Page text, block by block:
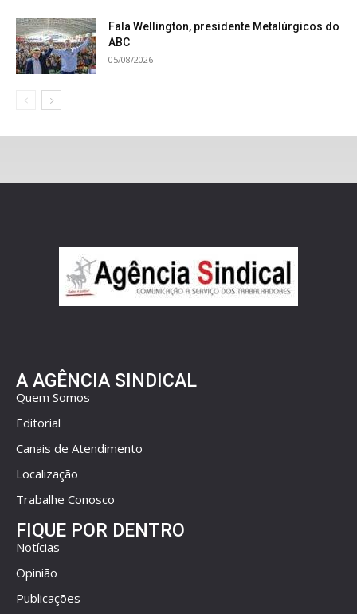
Fala Wellington, presidente Metalúrgicos do
ABC
05/08/2026
A AGÊNCIA SINDICAL
Quem Somos
Editorial
Canais de Atendimento
Localização
Trabalhe Conosco
FIQUE POR DENTRO
Notícias
Opinião
Publicações